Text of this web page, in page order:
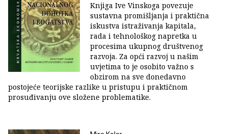
Knjiga Ive Vinskoga povezuje
sustavna promišljanja i praktična
iskustva istraživanja kapitala,
rada i tehnološkog napretka u
procesima ukupnog društvenog
razvoja. Za opći razvoj u našim
uvjetima to je osobito važno s
obzirom na sve donedavno
postojeće teorijske razlike u pristupu i praktičnom
prosuđivanju ove složene problematike.